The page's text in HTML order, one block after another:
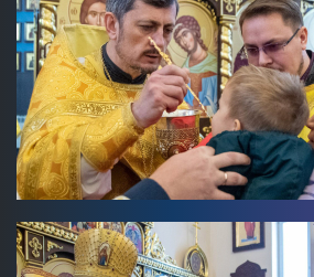
Image